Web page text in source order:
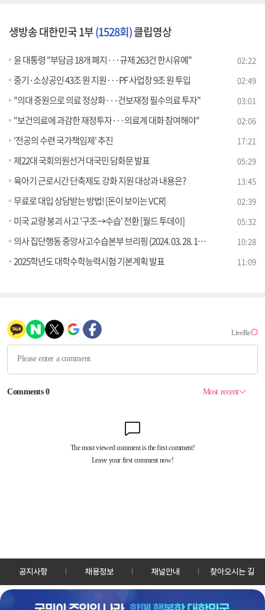
생방송 대한민국 1부(1528회)클립영상
윤 대통령 "부담금 18개 폐지···규제 263건 한시유예" 02:22
중기·소상공인 43조 원 지원···PF 사업장 9조 원 투입 02:49
"의대 증원으로 의료 정상화···건보재정 필수의료 투자" 03:01
"보건의료에 과감한 재정투자···의료계 대화 참여해야" 02:06
'전공의 수련 국가책임제' 추진 17:21
제22대 국회의원선거 대국민 담화문 발표 05:29
육아기 근로시간 단축제도 강화 지원 대상과 내용은? 13:45
무료로 대입 상담받는 방법! [돈이 보이는 VCR] 02:39
미국 교량 붕괴 사고 '구조→수습' 전환 [월드 투데이] 05:32
의사 집단행동 중앙사고수습본부 브리핑 (2024. 03. 28. 11시) 10:28
2025학년도 대학수학능력시험 기본계획 발표 11:09
공지사항 채용정보 채널안내 찾아오시는 길
30128 세종특별자치시 정부2청사로 13 한국정책방송원 KTV